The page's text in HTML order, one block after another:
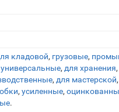
кладовой, грузовые,
универсальные, для хранения,
, для мастерской,
, усиленные,
.